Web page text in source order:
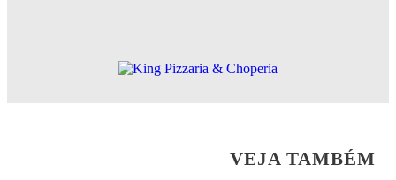
VEJA TAMBÉM